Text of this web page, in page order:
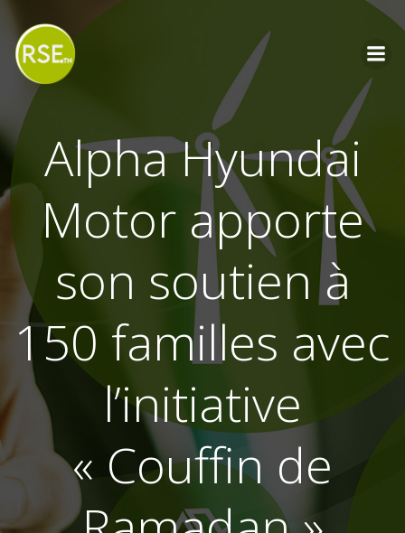
contenu
Alpha Hyundai
Motor apporte
son soutien à
150 familles avec
l’initiative
« Couffin de